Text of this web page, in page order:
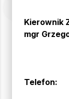
Kierownik
mgr
Telefon: